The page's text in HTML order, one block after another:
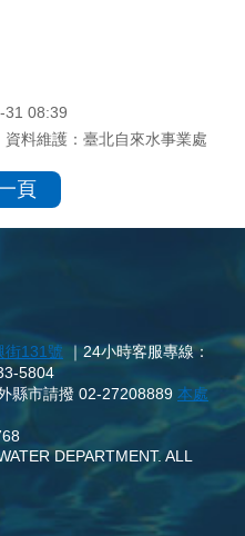
31 08:39
資料維護：臺北自來水事業處
頁
街131號 ｜24小時客服專線：
5804
縣市請撥 02-27208889 本處
DEPARTMENT. ALL